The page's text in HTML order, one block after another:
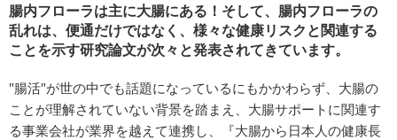
腸内フローラは主に大腸にある！そして、腸内フローラの
乱れは、便通だけではなく、様々な健康リスクと関連する
ことを示す研究論文が次々と発表されてきています。
"腸活"が世の中でも話題になっているにもかかわらず、大腸の
ことが理解されていない背景を踏まえ、大腸サポートに関連す
る事業会社が業界を越えて連携し、『大腸から日本人の健康長